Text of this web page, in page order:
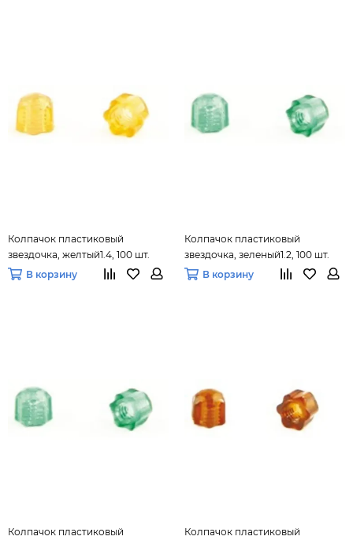
Колпачок пластиковый
звездочка, желтый1.4, 100 шт.
В корзину
Колпачок пластиковый
звездочка, зеленый1.2, 100 шт.
В корзину
Колпачок пластиковый
Колпачок пластиковый